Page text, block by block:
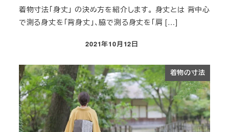
着物寸法「身丈」 の決め方を紹介します。 身丈とは 背中心
で測る身丈を「背身丈」、脇で測る身丈を「肩 […]
投稿日
2021年10月12日
着物の寸法